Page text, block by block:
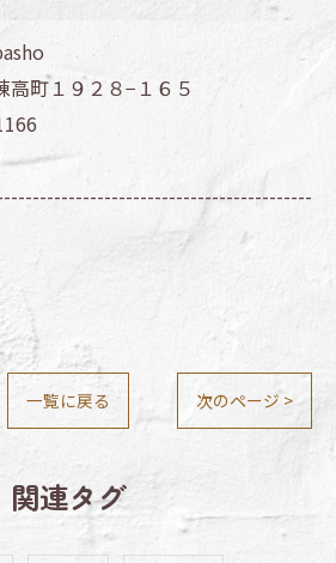
高町１９２８−１６５
一覧に戻る 次のページ >
関連タグ